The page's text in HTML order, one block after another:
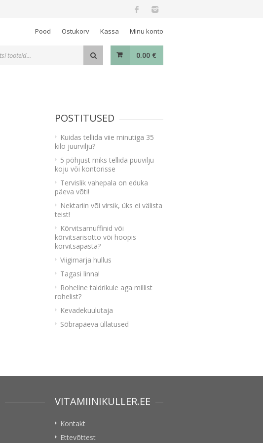
Pood Ostukorv Kassa Minu konto
0.00 €
POSTITUSED
Kuidas tellida viie minutiga 35
kilo juurvilju?
5 põhjust miks tellida puuvilju
koju või kontorisse
Tervislik vahepala on eduka
päeva võti!
Nektariin või virsik, üks ei välista
teist!
Kõrvitsamuffinid või
kõrvitsarisotto või hoopis
kõrvitsapasta?
Viigimarja hullus
Tagasi linna!
Roheline taldrikule aga millist
rohelist?
Kevadekuulutaja
Sõbrapäeva üllatused
VITAMIINIKULLER.EE
Kontakt
Ettevõttest